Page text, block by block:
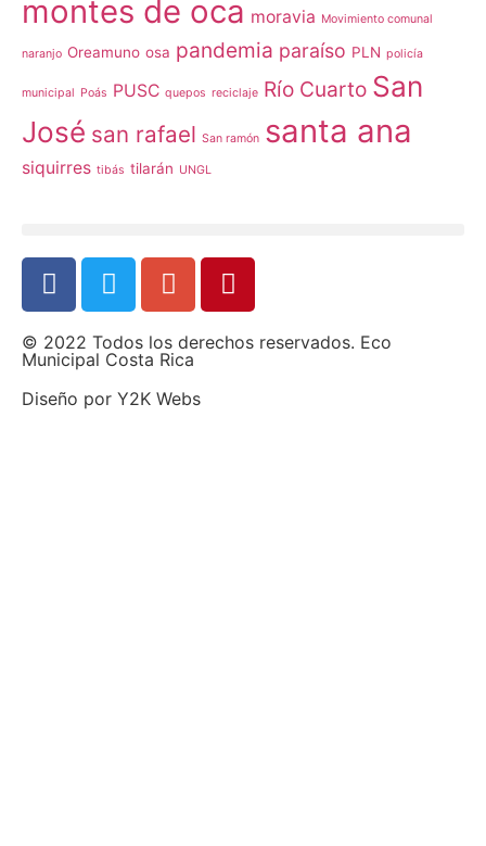
montes de oca moravia Movimiento comunal
naranjo Oreamuno osa pandemia paraíso PLN policía
municipal Poás PUSC quepos reciclaje Río Cuarto San
José san rafael San ramón santa ana
siquirres tibás tilarán UNGL
© 2022 Todos los derechos reservados. Eco
Municipal Costa Rica
Diseño por Y2K Webs